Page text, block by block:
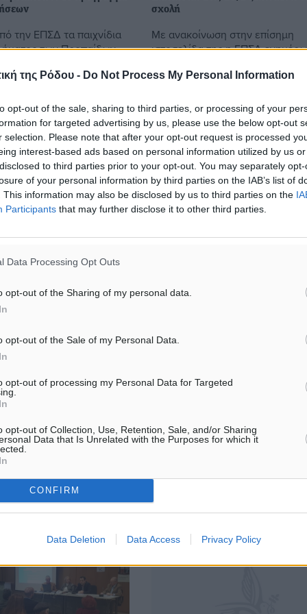
της Ρόδου - Do Not Process My Personal Information
opt-out of the sale, sharing to third parties, or processing of your
for targeted advertising by us, please use the below opt-out
selection. Please note that after your opt-out request is processed
interest-based ads based on personal information utilized by us
to third parties prior to your opt-out. You may separately
of your personal information by third parties on the IAB’s list of
This information may also be disclosed by us to third parties on the
Participants that may further disclose it to other third parties.
Data Processing Opt Outs
opt-out of the Sharing of my personal data.
opt-out of the Sale of my Personal Data.
opt-out of processing my Personal Data for Targeted
opt-out of Collection, Use, Retention, Sale, and/or Sharing
Data that Is Unrelated with the Purposes for which it
CONFIRM
Data Deletion Data Access Privacy Policy
την ΕΠΣΔ τα παιχνίδια
των Προπαίδων
Για τις ομάδες της
σχολή
Με ανακοίνωση στην επίσημη
ιστοσελίδα της η ΕΠΣΔ
ξεκινήσουν τα μαθήματα της
αρχίσουν στις ...
16.02.17, 17:26
στο γυναικείο
ανακοίνωσε το
αγώνων για το
18 και 19
ενώ ο ΣΥ.Δ.ΠΕ.ΔΩ.
τους διαιτητές των
...
Την Κυριακή με Νεώριο Σύρου η
Κανονικά θα διεξαχθεί την
Κυριακή το παιχνίδι της β’
νεανίδων (Ζ’ Περιφέρεια)
πρωταθλήτρια Δωδεκανήσου